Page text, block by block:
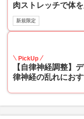
肉ストレッチで体
新規限定
PickUp
【自律神経調整】
律神経の乱れにおす